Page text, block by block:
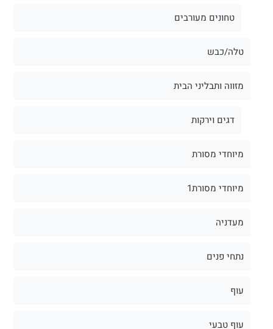
טחונים מעורבים
טלה/כבש
מזווה ותבליני הבית
דגים וירקות
מיוחדי מסורת
מיוחדי מסורת1
מעדניה
נתחי פנים
עוף
עוף טבעי